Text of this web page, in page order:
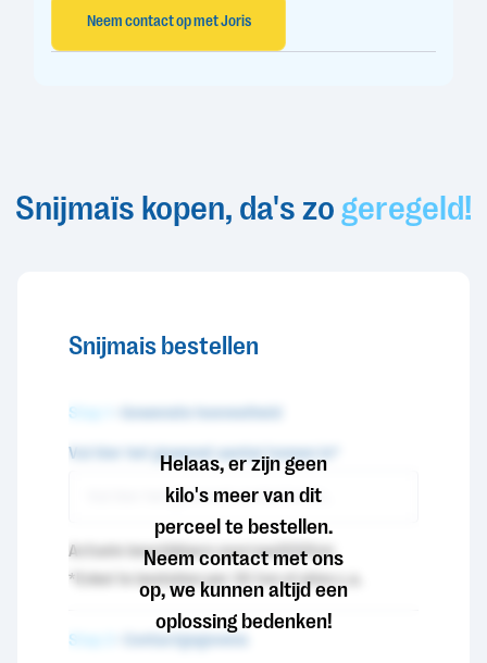
Neem contact op met Joris
Snijmaïs kopen, da's zogeregeld!
Snijmais bestellen
Helaas, er zijn geen
kilo's meer van dit
perceel te bestellen.
Neem contact met ons
op, we kunnen altijd een
oplossing bedenken!
Stap 1 - Gewenste hoeveelheid
Vul hier het gewenst aantal tonnen in*
Actuele beschikbare voorraad200 ton
*Enkel te bestellen per 35 ton of alles c.a.
Stap 2 - Contactgegevens